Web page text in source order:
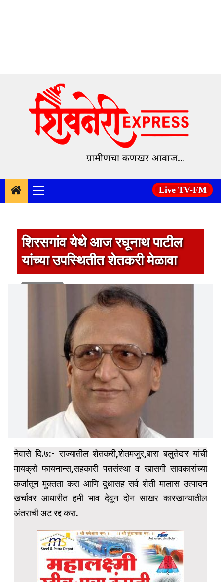
content
Primary
Menu
Live TV-FM
शिरसगांव येथे आज रघूनाथ पाटील
यांच्या उपस्थितीत शेतकरी मेळावा
नेवासे दि.७:- राज्यातील शेतकरी,शेतमजुर,बारा बलुतेदार यांची
मायक्रो फायनान्स,सहकारी पतसंस्था व खासगी सावकारांच्या
कर्जातून मुक्तता करा आणि दुधासह सर्व शेती मालास उत्पादन
खर्चावर आधारीत हमी भाव देवून दोन साखर कारखान्यातील
अंतराची अट रद्द करा.